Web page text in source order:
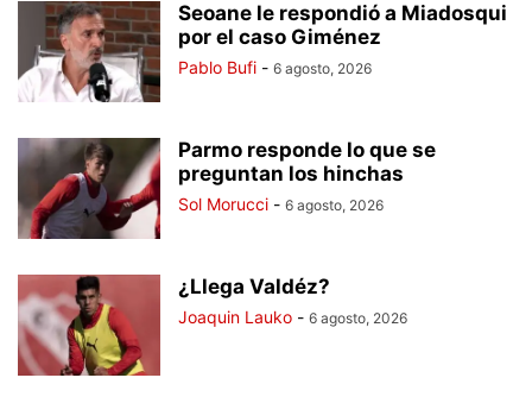
Seoane le respondió a Miadosqui
por el caso Giménez
Pablo Bufi - 6 agosto, 2026
Parmo responde lo que se
preguntan los hinchas
Sol Morucci - 6 agosto, 2026
¿Llega Valdéz?
Joaquin Lauko - 6 agosto, 2026